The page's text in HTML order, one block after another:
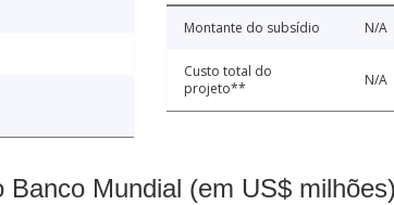
Montante do subsídio N/A
Custo total do
projeto**
N/A
Mundial (em US$